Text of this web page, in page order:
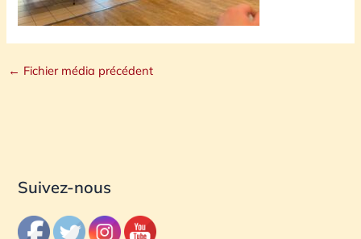
← Fichier média précédent
Suivez-nous